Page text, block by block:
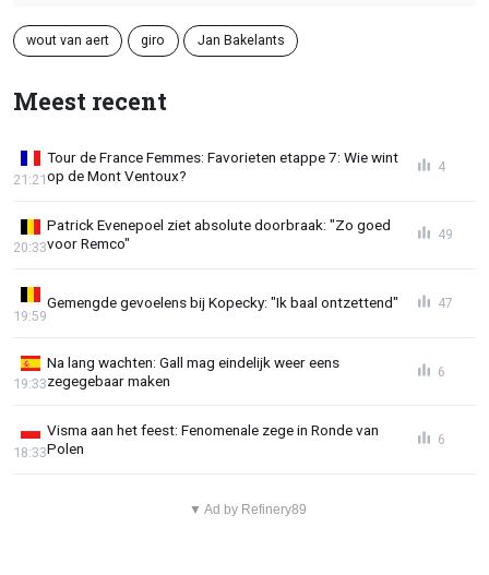
wout van aert giro Jan Bakelants
Meest recent
Tour de France Femmes: Favorieten etappe 7: Wie wint
op de Mont Ventoux?
21:21
4
Patrick Evenepoel ziet absolute doorbraak: "Zo goed
voor Remco"
20:33
49
Gemengde gevoelens bij Kopecky: "Ik baal ontzettend"
19:59
47
Na lang wachten: Gall mag eindelijk weer eens
zegegebaar maken
19:33
6
Visma aan het feest: Fenomenale zege in Ronde van
Polen
18:33
6
▼ Ad by Refinery89